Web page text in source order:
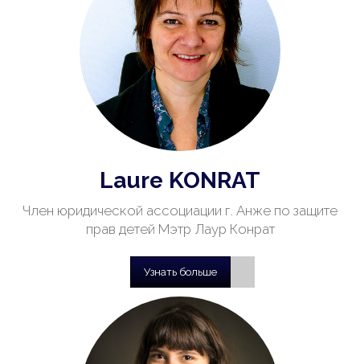
Laure KONRAT
Член юридической ассоциации г. Анже по защите
прав детей Мэтр Лаур Конрат
Узнать больше